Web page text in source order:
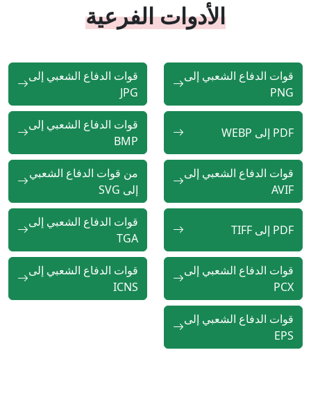
الأدوات الفرعية
قوات الدفاع الشعبي إلى
PNG
قوات الدفاع الشعبي إلى
JPG
PDF إلى WEBP
قوات الدفاع الشعبي إلى
BMP
قوات الدفاع الشعبي إلى
AVIF
من قوات الدفاع الشعبي
إلى SVG
PDF إلى TIFF
قوات الدفاع الشعبي إلى
TGA
قوات الدفاع الشعبي إلى
PCX
قوات الدفاع الشعبي إلى
ICNS
قوات الدفاع الشعبي إلى
EPS